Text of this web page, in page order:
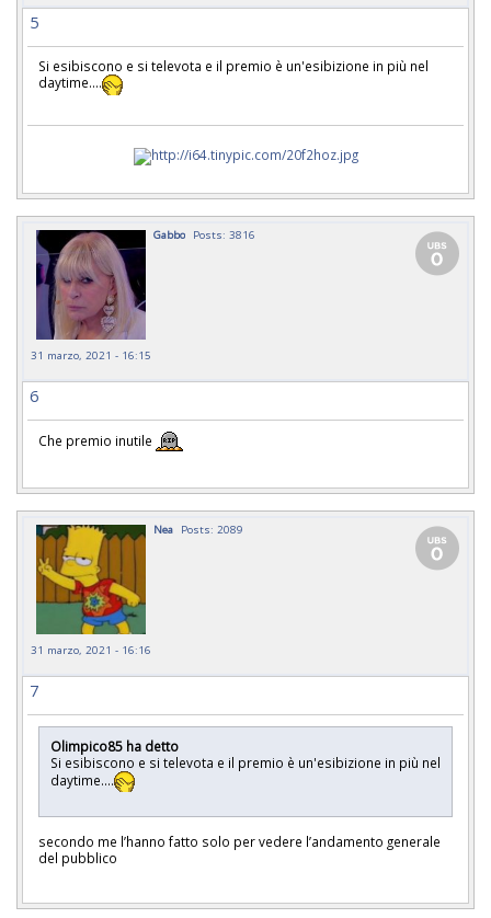
5
Si esibiscono e si televota e il premio è un'esibizione in più nel
daytime....
Gabbo Posts: 3816
31 marzo, 2021 - 16:15
6
Che premio inutile
Nea Posts: 2089
31 marzo, 2021 - 16:16
7
Olimpico85 ha detto
Si esibiscono e si televota e il premio è un'esibizione in più nel
daytime....
secondo me l’hanno fatto solo per vedere l’andamento generale
del pubblico